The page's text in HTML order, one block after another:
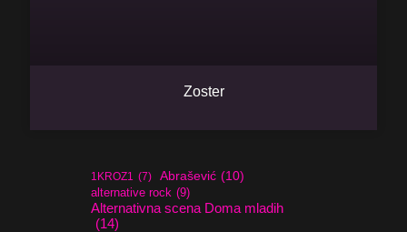
Zoster
1KROZ1 (7) Abrašević (10)
alternative rock (9)
Alternativna scena Doma mladih
(14)